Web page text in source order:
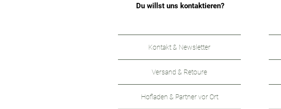
Du willst uns kontaktieren?
Kontakt & Newsletter
Versand & Retoure
Hofladen & Partner vor Ort